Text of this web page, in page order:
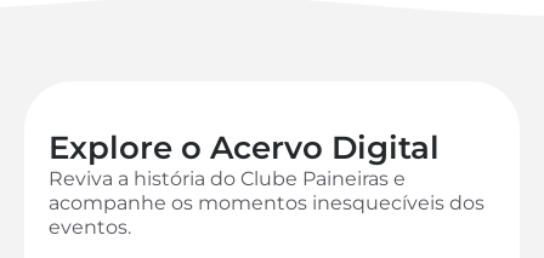
Explore o Acervo Digital
Reviva a história do Clube Paineiras e
acompanhe os momentos inesquecíveis dos
eventos.